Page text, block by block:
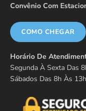
Convênio Com
COMO CHEGAR
Horário De
Segunda À Sexta Das
Sábados Das 8h Às 13h